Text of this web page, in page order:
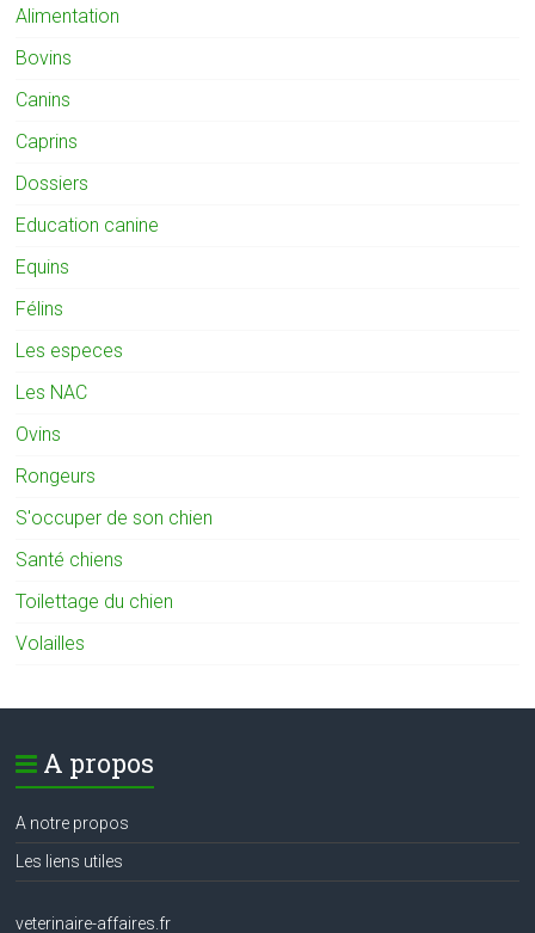
Alimentation
Bovins
Canins
Caprins
Dossiers
Education canine
Equins
Félins
Les especes
Les NAC
Ovins
Rongeurs
S'occuper de son chien
Santé chiens
Toilettage du chien
Volailles
A propos
A notre propos
Les liens utiles
veterinaire-affaires.fr